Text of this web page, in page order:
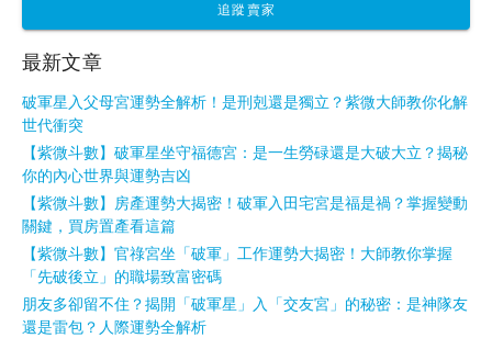
追蹤賣家
最新文章
破軍星入父母宮運勢全解析！是刑剋還是獨立？紫微大師教你化解
世代衝突
【紫微斗數】破軍星坐守福德宮：是一生勞碌還是大破大立？揭秘
你的內心世界與運勢吉凶
【紫微斗數】房產運勢大揭密！破軍入田宅宮是福是禍？掌握變動
關鍵，買房置產看這篇
【紫微斗數】官祿宮坐「破軍」工作運勢大揭密！大師教你掌握
「先破後立」的職場致富密碼
朋友多卻留不住？揭開「破軍星」入「交友宮」的秘密：是神隊友
還是雷包？人際運勢全解析